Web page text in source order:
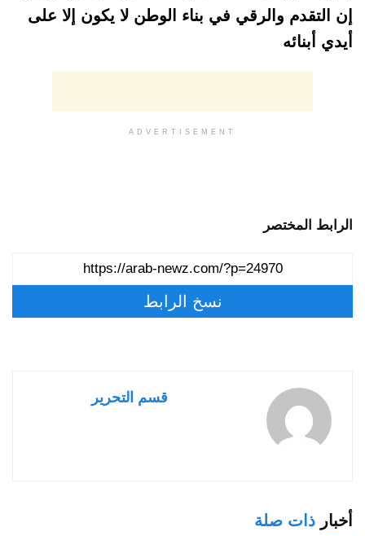
إن التقدم والرقي في بناء الوطن لا يكون إلا على
أيدي أبنائه
ADVERTISEMENT
الرابط المختصر
نسخ الرابط
قسم التحرير
أخبار ذات صلة